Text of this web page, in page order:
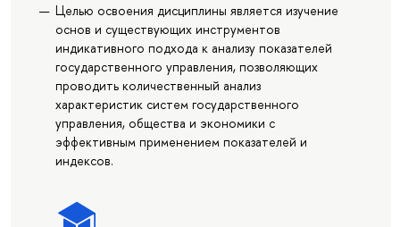
Целью освоения дисциплины является изучение
основ и существующих инструментов
индикативного подхода к анализу показателей
государственного управления, позволяющих
проводить количественный анализ
характеристик систем государственного
управления, общества и экономики с
эффективным применением показателей и
индексов.